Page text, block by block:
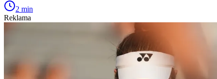
2 min
Reklama